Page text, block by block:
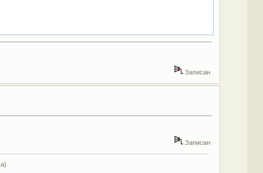
Записан
Записан